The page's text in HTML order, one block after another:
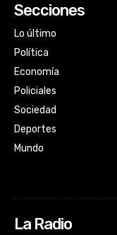
Secciones
Lo último
Política
Economía
Policiales
Sociedad
Deportes
Mundo
La Radio